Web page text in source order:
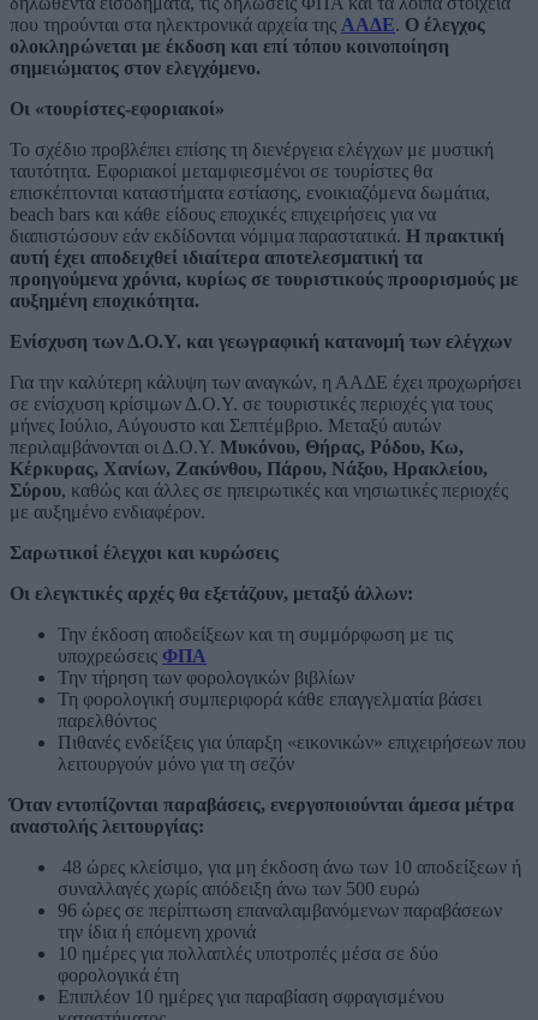
που τηρούνται στα ηλεκτρονικά αρχεία της ΑΑΔΕ. Ο έλεγχος
ολοκληρώνεται με έκδοση και επί τόπου κοινοποίηση
σημειώματος στον ελεγχόμενο.
Οι «τουρίστες-εφοριακοί»
Το σχέδιο προβλέπει επίσης τη διενέργεια ελέγχων με μυστική
ταυτότητα. Εφοριακοί μεταμφιεσμένοι σε τουρίστες θα
επισκέπτονται καταστήματα εστίασης, ενοικιαζόμενα δωμάτια,
beach bars και κάθε είδους εποχικές επιχειρήσεις για να
διαπιστώσουν εάν εκδίδονται νόμιμα παραστατικά. Η πρακτική
αυτή έχει αποδειχθεί ιδιαίτερα αποτελεσματική τα
προηγούμενα χρόνια, κυρίως σε τουριστικούς προορισμούς με
αυξημένη εποχικότητα.
Ενίσχυση των Δ.Ο.Υ. και γεωγραφική κατανομή των ελέγχων
Για την καλύτερη κάλυψη των αναγκών, η ΑΑΔΕ έχει προχωρήσει
σε ενίσχυση κρίσιμων Δ.Ο.Υ. σε τουριστικές περιοχές για τους
μήνες Ιούλιο, Αύγουστο και Σεπτέμβριο. Μεταξύ αυτών
περιλαμβάνονται οι Δ.Ο.Υ. Μυκόνου, Θήρας, Ρόδου, Κω,
Κέρκυρας, Χανίων, Ζακύνθου, Πάρου, Νάξου, Ηρακλείου,
Σύρου, καθώς και άλλες σε ηπειρωτικές και νησιωτικές περιοχές
με αυξημένο ενδιαφέρον.
Σαρωτικοί έλεγχοι και κυρώσεις
Οι ελεγκτικές αρχές θα εξετάζουν, μεταξύ άλλων:
Την έκδοση αποδείξεων και τη συμμόρφωση με τις
υποχρεώσεις ΦΠΑ
Την τήρηση των φορολογικών βιβλίων
Τη φορολογική συμπεριφορά κάθε επαγγελματία βάσει
παρελθόντος
Πιθανές ενδείξεις για ύπαρξη «εικονικών» επιχειρήσεων που
λειτουργούν μόνο για τη σεζόν
Όταν εντοπίζονται παραβάσεις, ενεργοποιούνται άμεσα μέτρα
αναστολής λειτουργίας:
48 ώρες κλείσιμο, για μη έκδοση άνω των 10 αποδείξεων ή
συναλλαγές χωρίς απόδειξη άνω των 500 ευρώ
96 ώρες σε περίπτωση επαναλαμβανόμενων παραβάσεων
την ίδια ή επόμενη χρονιά
10 ημέρες για πολλαπλές υποτροπές μέσα σε δύο
φορολογικά έτη
Επιπλέον 10 ημέρες για παραβίαση σφραγισμένου